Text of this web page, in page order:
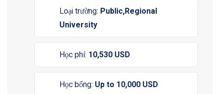
Loại trường: Public,Regional
University
Học phí: 10,530 USD
Học bổng: Up to 10,000 USD